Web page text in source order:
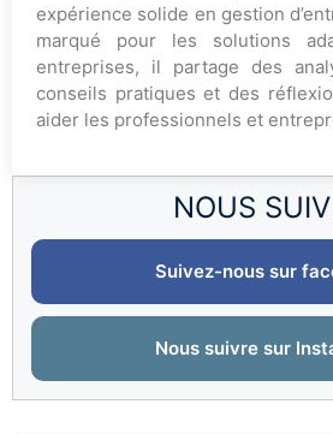
NOUS
Suivez-nous sur
Nous suivre sur
expérience solide en gestion
marqué pour les solutions
entreprises, il partage des
conseils pratiques et des
aider les professionnels et